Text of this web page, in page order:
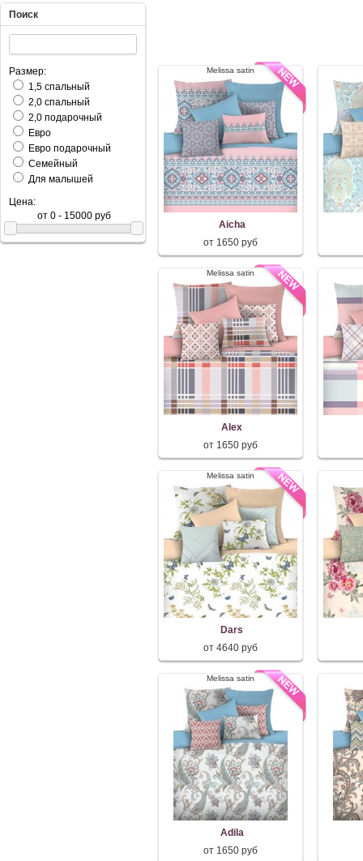
Поиск
Размер:
1,5 спальный
2,0 спальный
2,0 подарочный
Евро
Евро подарочный
Семейный
Для малышей
Цена:
Melissa satin
Aicha
от 1650 руб
Melissa satin
Alex
от 1650 руб
Melissa satin
Dars
от 4640 руб
Melissa satin
Adila
от 1650 руб